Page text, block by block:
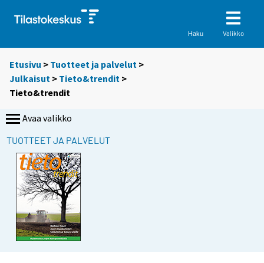
Haku Valikko
Etusivu > Tuotteet ja palvelut >
Julkaisut > Tieto&trendit >
Tieto&trendit
Avaa valikko
TUOTTEET JA PALVELUT